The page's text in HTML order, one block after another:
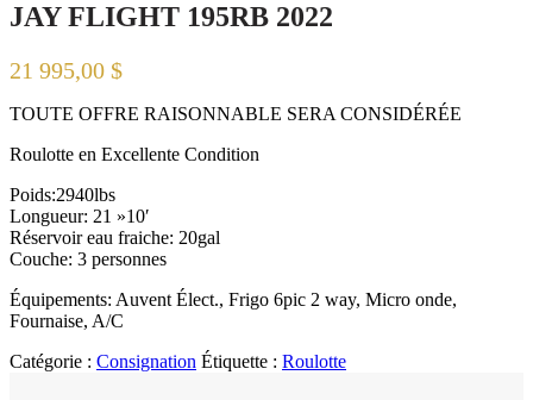
JAY FLIGHT 195RB 2022
21 995,00 $
TOUTE OFFRE RAISONNABLE SERA CONSIDÉRÉE
Roulotte en Excellente Condition
Poids:2940lbs
Longueur: 21 »10′
Réservoir eau fraiche: 20gal
Couche: 3 personnes
Équipements: Auvent Élect., Frigo 6pic 2 way, Micro onde,
Fournaise, A/C
Catégorie : Consignation Étiquette : Roulotte